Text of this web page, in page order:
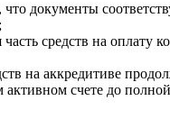
что документы
средств на оплату
на аккредитиве
активном счете до